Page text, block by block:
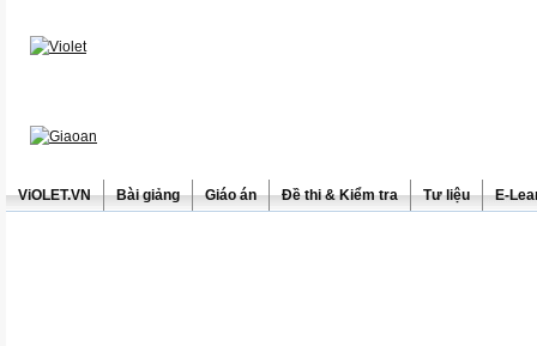
ViOLET.VN Bài giảng Giáo án Đề thi & Kiểm tra Tư liệu E-